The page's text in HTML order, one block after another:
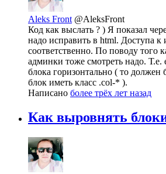
Aleks Front @AleksFront
Код как выслать ? ) Я показал
надо исправить в html. Доступа к
соответственно. По поводу того
админки тоже смотреть надо. Т.е.
блока горизонтально ( то
блок иметь класс .col-* ).
Написано более трёх лет назад
Как выровнять